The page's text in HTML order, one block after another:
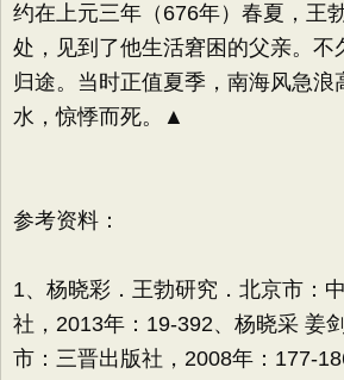
约在上元三年（676年）春夏，王
处，见到了他生活窘困的父亲。不
归途。当时正值夏季，南海风急浪
水，惊悸而死。▲
参考资料：
1、杨晓彩．王勃研究．北京市：
社，2013年：19-392、杨晓采 姜
市：三晋出版社，2008年：177-